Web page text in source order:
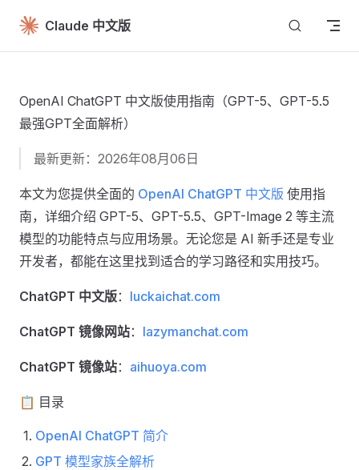
Skip to content
Claude 中文版
OpenAI ChatGPT 中文版使用指南（GPT-5、GPT-5.5
最强GPT全面解析）
最新更新：2026年08月06日
本文为您提供全面的 OpenAI ChatGPT 中文版 使用指
南，详细介绍 GPT-5、GPT-5.5、GPT-Image 2 等主流
模型的功能特点与应用场景。无论您是 AI 新手还是专业
开发者，都能在这里找到适合的学习路径和实用技巧。
ChatGPT 中文版： luckaichat.com
ChatGPT 镜像网站： lazymanchat.com
ChatGPT 镜像站： aihuoya.com
📋 目录
OpenAI ChatGPT 简介
GPT 模型家族全解析